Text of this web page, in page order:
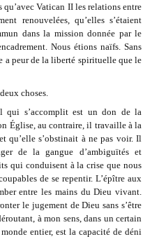
Vatican II les relations entre
renouvelées, qu’elles s’étaient
dans la mission donnée par le
Nous étions naïfs. Sans
a peur de la liberté spirituelle que le
choses.
qui s’accomplit est un don de la
Église, au contraire, il travaille à la
qu’elle s’obstinait à ne pas voir. Il
de la gangue d’ambiguïtés et
qui conduisent à la crise que nous
de se repentir. L’épître aux
entre les mains du Dieu vivant.
le jugement de Dieu sans s’être
à mon sens, dans un certain
entier, est la capacité de déni